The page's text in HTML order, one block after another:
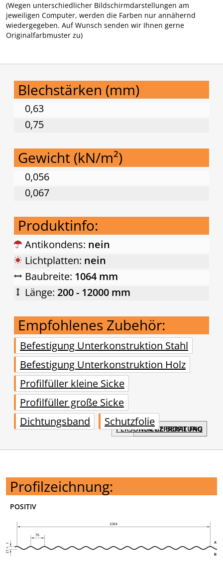
(Wegen unterschiedlicher Bildschirmdarstellungen am
jeweiligen Computer, werden die Farben nur annähernd
wiedergegeben. Auf Wunsch senden wir Ihnen gerne
Originalfarbmuster zu)
Blechstärken (mm)
0,63
0,75
Gewicht (kN/m²)
0,056
0,067
Produktinfo:
Antikondens: nein
Lichtplatten: nein
Baubreite: 1064 mm
Länge: 200 - 12000 mm
Empfohlenes Zubehör:
Befestigung Unterkonstruktion Stahl
Befestigung Unterkonstruktion Holz
Profilfüller kleine Sicke
Profilfüller große Sicke
Dichtungsband
Schutzfolie
TRAPEZPROFIL FAQ
PERSÖNLICHE BERATUNG
Profilzeichnung:
POSITIV